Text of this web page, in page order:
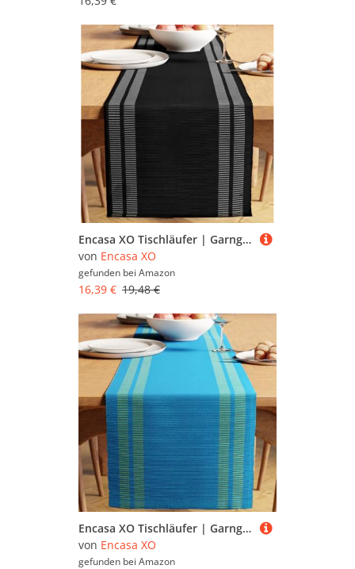
Encasa XO Tischläufer | Garngefärbte Feinripp-Baumwolle | Größe 32x240 cm | Leiter schwarz | Maschinenwaschbar
von Encasa XO
gefunden bei Amazon
16,39 € 19,48 €
Encasa XO Tischläufer | Garngefärbte Feinripp-Baumwolle | Größe 32x240 cm | Leiter Türkisblau | Maschinenwaschbar
von Encasa XO
gefunden bei Amazon